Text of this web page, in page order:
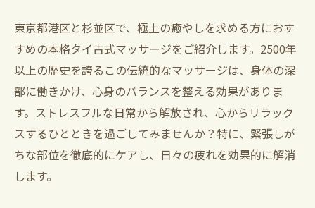
東京都港区と杉並区で、極上の癒やしを求める方におす
すめの本格タイ古式マッサージをご紹介します。2500年
以上の歴史を誇るこの伝統的なマッサージは、身体の深
部に働きかけ、心身のバランスを整える効果がありま
す。ストレスフルな日常から解放され、心からリラック
スするひとときを過ごしてみませんか？特に、緊張しが
ちな部位を徹底的にケアし、日々の疲れを効果的に解消
します。